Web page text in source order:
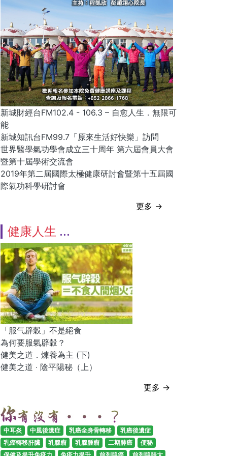
新城財經台FM102.4 - 106.3 – 自愈人生．無限可
能
新城知訊台FM99.7「原來生活好快樂」訪問
世界醫學氣功學會成立三十周年 第六屆會員大會
暨第十屆學術交流會
2019年第二屆國際太極健康研討會暨第十五屆國
際氣功科學研討會
更多 →
健康人生
「服气辟穀」不是絕食
為何要服氣辟穀？
健美之道．煉養為主 (下)
健美之道 ‧ 陰平陽秘（上）
更多 →
中耳炎 中風後遺症 乳癌全身骨轉移
乳癌後遺症
乳癌轉移肝臟
乳腺瘤 乳腺腫瘤 二期肺癌
便秘